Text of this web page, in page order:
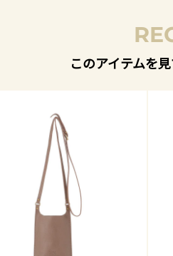
このアイテムを